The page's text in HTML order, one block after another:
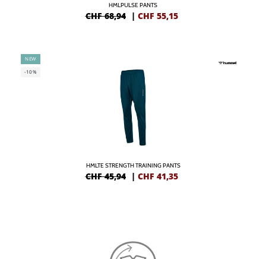
HMLPULSE PANTS
CHF 68,94 | CHF 55,15
NEW
-10%
HMLTE STRENGTH TRAINING PANTS
CHF 45,94 | CHF 41,35